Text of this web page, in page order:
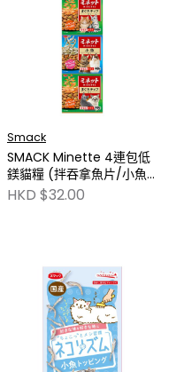
Smack
SMACK Minette 4連包低
鎂貓糧 (拌吞拿魚片/小魚
乾)160g SM2326
HKD $32.00